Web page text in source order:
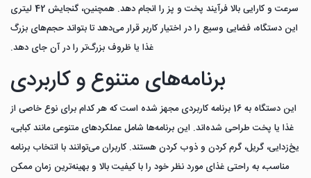
سرعت و کارایی بالا فرآیند پخت و پز را انجام دهد. همچنین، گنجایش 42 لیتری
این دستگاه، فضایی وسیع را در اختیار کاربر قرار می‌دهد تا بتواند حجم‌های بزرگ
غذا یا ظروف بزرگ‌تر را در آن جای دهد.
برنامه‌های متنوع و کاربردی
این دستگاه به 16 برنامه کاربردی مجهز شده است که هر کدام برای نوع خاصی از
غذا یا پخت طراحی شده‌اند. این برنامه‌ها شامل عملکردهای متنوعی مانند کبابی،
یخ‌زدایی، گریل، گرم کردن و ذوب کردن هستند. کاربران می‌توانند با انتخاب برنامه
مناسب، به راحتی غذای مورد نظر خود را با کیفیت بالا و بهینه‌ترین زمان ممکن